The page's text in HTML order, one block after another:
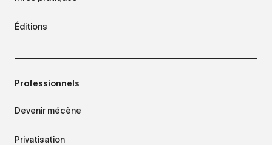
Éditions
Professionnels
Devenir mécène
Privatisation